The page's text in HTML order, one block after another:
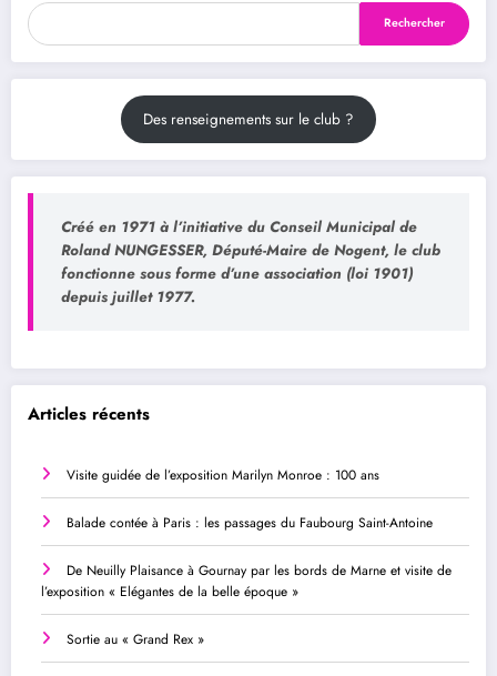
Rechercher Rechercher
Des renseignements sur le club ?
Créé en 1971 à l’initiative du Conseil Municipal de
Roland NUNGESSER, Député-Maire de Nogent, le club
fonctionne sous forme d’une association (loi 1901)
depuis juillet 1977.
Articles récents
Visite guidée de l’exposition Marilyn Monroe : 100 ans
Balade contée à Paris : les passages du Faubourg Saint-Antoine
De Neuilly Plaisance à Gournay par les bords de Marne et visite de
l’exposition « Elégantes de la belle époque »
Sortie au « Grand Rex »